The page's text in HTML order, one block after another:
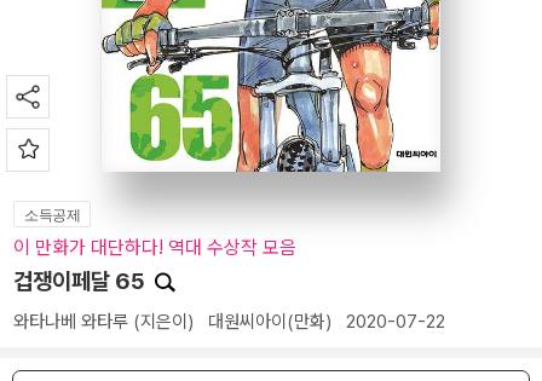
소득공제
이 만화가 대단하다! 역대 수상작 모음
겁쟁이페달 65
와타나베 와타루 (지은이) 대원씨아이(만화) 2020-07-22